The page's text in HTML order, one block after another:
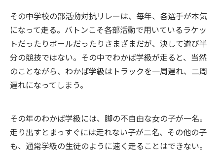
その中学校の部活動対抗リレーは、毎年、各選手が本気
になって走る。バトンこそ各部活動で用いているラケッ
トだったりボールだったりさまざまだが、決して遊び半
分の競技ではない。その中でわかば学級が走ると、当然
のことながら、わかば学級はトラックを一周遅れ、二周
遅れになってしまう。
その年のわかば学級には、脚の不自由な女の子が一名。
走り出すとまっすぐには走れない子が二名、その他の子
も、通常学級の生徒のように速く走ることはできない。